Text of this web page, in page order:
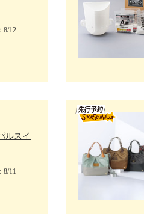
8/12
ルスイ
11